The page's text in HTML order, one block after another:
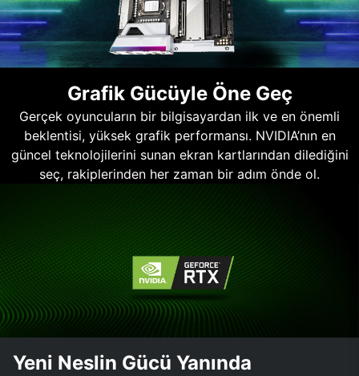
Grafik Gücüyle Öne Geç
Gerçek oyuncuların bir bilgisayardan ilk ve en önemli
beklentisi, yüksek grafik performansı. NVIDIA’nın en
güncel teknolojilerini sunan ekran kartlarından dilediğini
seç, rakiplerinden her zaman bir adım önde ol.
Yeni Neslin Gücü Yanında